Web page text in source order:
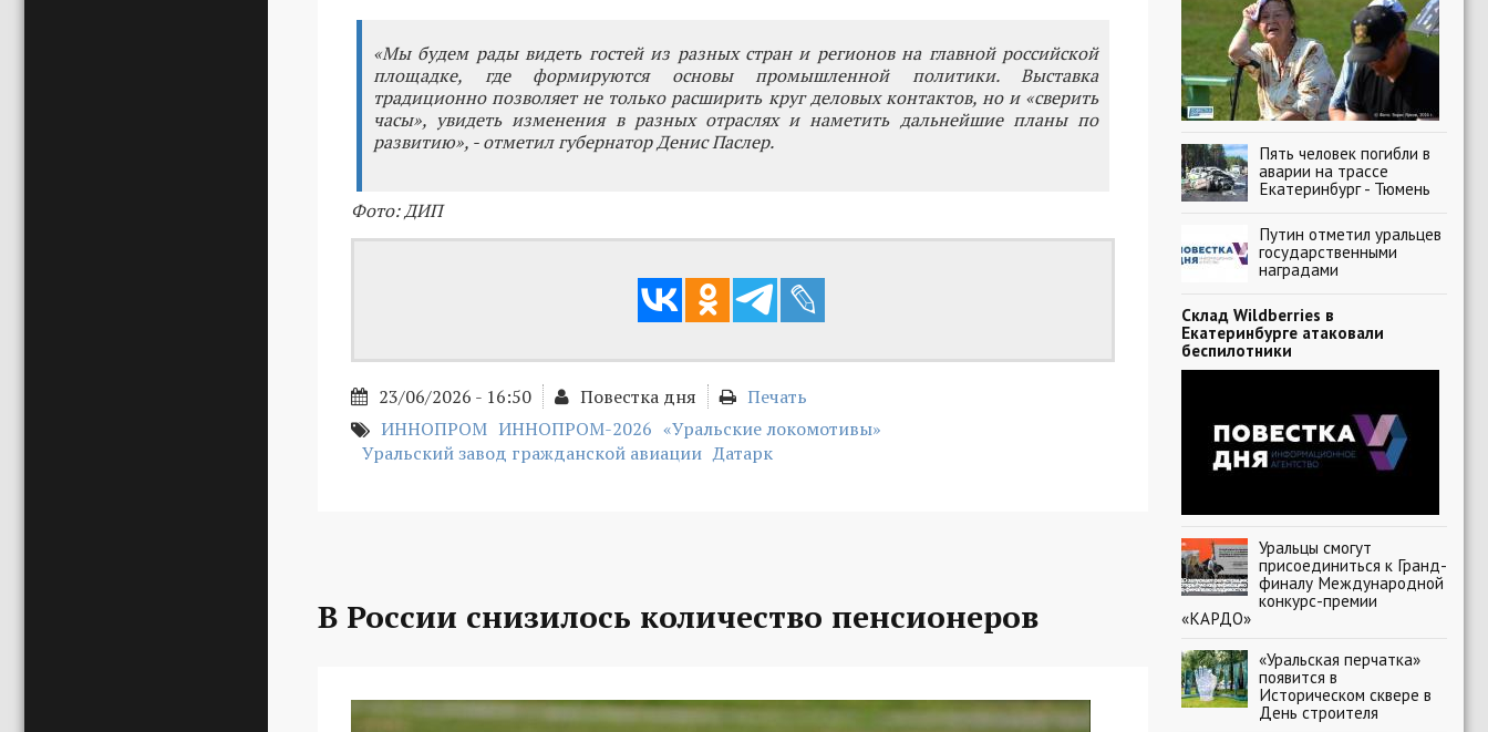
«Мы будем рады видеть гостей из разных стран и регионов на главной российской
площадке, где формируются основы промышленной политики. Выставка
традиционно позволяет не только расширить круг деловых контактов, но и «сверить
часы», увидеть изменения в разных отраслях и наметить дальнейшие планы по
развитию», - отметил губернатор Денис Паслер.
Фото: ДИП
23/06/2026 - 16:50 Повестка дня
Печать
ИННОПРОМ ИННОПРОМ-2026 «Уральские локомотивы»
Уральский завод гражданской авиации Датарк
В России снизилось количество пенсионеров
Пять человек погибли в
аварии на трассе
Екатеринбург - Тюмень
Путин отметил уральцев
государственными
наградами
Склад Wildberries в
Екатеринбурге атаковали
беспилотники
Уральцы смогут
присоединиться к Гранд-
финалу Международной
конкурс-премии
«КАРДО»
«Уральская перчатка»
появится в
Историческом сквере в
День строителя